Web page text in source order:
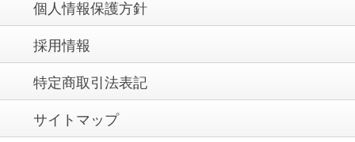
個人情報保護方針
採用情報
特定商取引法表記
サイトマップ